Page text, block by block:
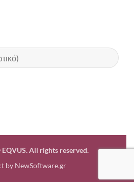
EQVUS. All rights reserved.
by NewSoftware.gr